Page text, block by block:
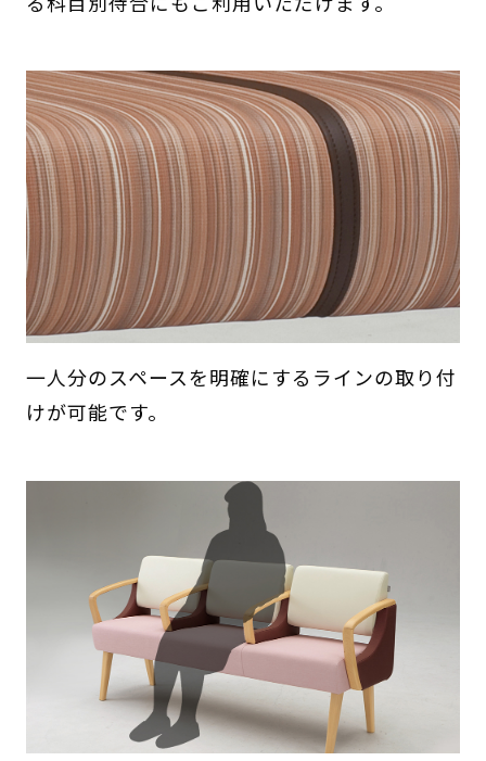
一人分のスペースを明確にするラインの取り付
けが可能です。